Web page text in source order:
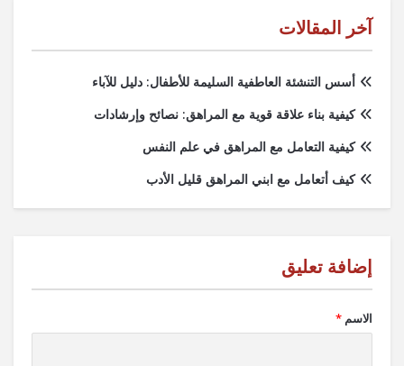
آخر المقالات
أسس التنشئة العاطفية السليمة للأطفال: دليل للآباء
كيفية بناء علاقة قوية مع المراهق: نصائح وإرشادات
كيفية التعامل مع المراهق في علم النفس
كيف أتعامل مع ابني المراهق قليل الأدب
الاسم *